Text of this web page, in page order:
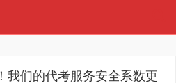
我们的代考服务安全系数更